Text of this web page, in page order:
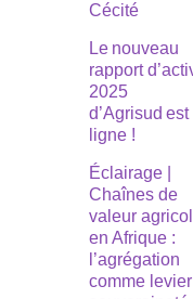
Cécité
Le nouveau
rapport
2025
d’Agrisud
ligne !
Éclairage |
Chaînes de
valeur
en Afrique :
l’agrégation
comme